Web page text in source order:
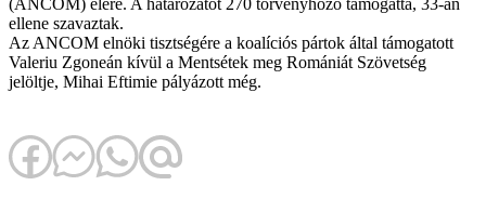
ellene szavaztak.
Az ANCOM elnöki tisztségére a koalíciós pártok által támogatott
Valeriu Zgoneán kívül a Mentsétek meg Romániát Szövetség
jelöltje, Mihai Eftimie pályázott még.